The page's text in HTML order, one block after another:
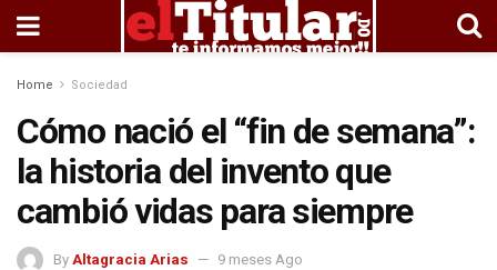
Home Sociedad
Cómo nació el “fin de semana”:
la historia del invento que
cambió vidas para siempre
By Altagracia Arias 9 meses Ago